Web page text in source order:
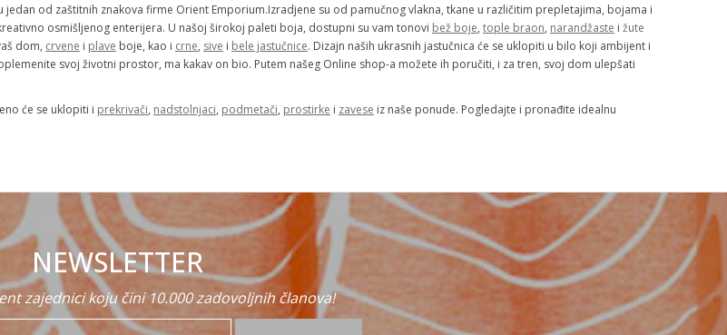
jedan od zaštitnih znakova firme Orient Emporium.Izradjene su od pamučnog vlakna, tkane u različitim prepletajima, bojama i
osmišljenog enterijera. U našoj širokoj paleti boja, dostupni su vam tonovi bež boje, tople braon, narandžaste i žute
dom, crvene i plave boje, kao i crne, sive i bele jastučnice. Dizajn naših ukrasnih jastučnica će se uklopiti u bilo koji ambijent i
svoj životni prostor, ma kakav on bio. Putem našeg Online shop-a možete ih poručiti, i za tren, svoj dom ulepšati
će se uklopiti i prekrivači, nadstolnjaci, podmetači, prostirke i zavese iz naše ponude. Pogledajte i pronađite idealnu
NEWSLETTER
zajednici koju čini 10.000 zadovoljnih članova!